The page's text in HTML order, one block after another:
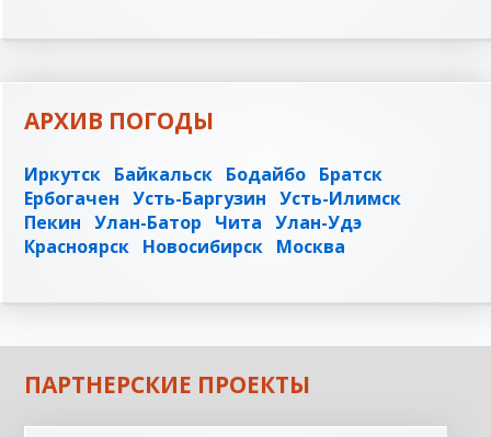
АРХИВ ПОГОДЫ
Иркутск Байкальск Бодайбо Братск
Ербогачен Усть-Баргузин Усть-Илимск
Пекин Улан-Батор Чита Улан-Удэ
Красноярск Новосибирск Москва
ПАРТНЕРСКИЕ ПРОЕКТЫ